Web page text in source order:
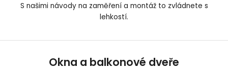
S našimi návody na zaměření a montáž to zvládnete s
lehkostí.
Okna a balkonové dveře